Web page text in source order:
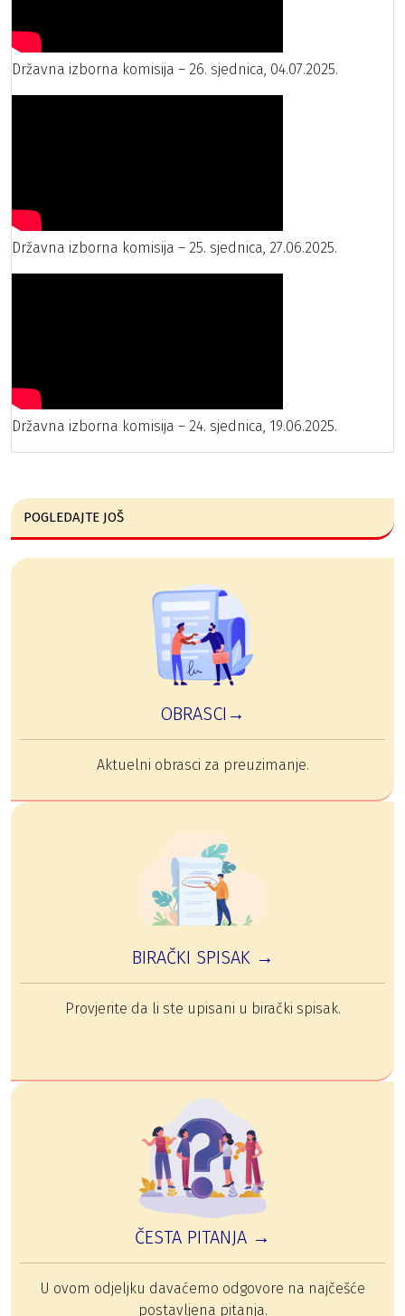
Državna izborna komisija – 26. sjednica, 04.07.2025.
Državna izborna komisija – 25. sjednica, 27.06.2025.
Državna izborna komisija – 24. sjednica, 19.06.2025.
POGLEDAJTE JOŠ
OBRASCI→
Aktuelni obrasci za preuzimanje.
BIRAČKI SPISAK →
Provjerite da li ste upisani u birački spisak.
ČESTA PITANJA →
U ovom odjeljku davaćemo odgovore na najčešće
postavljena pitanja.